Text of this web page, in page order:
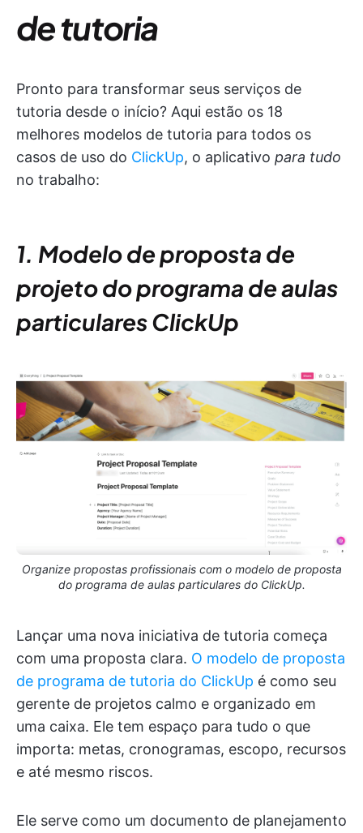
de tutoria
Pronto para transformar seus serviços de
tutoria desde o início? Aqui estão os 18
melhores modelos de tutoria para todos os
casos de uso do ClickUp, o aplicativo para tudo
no trabalho:
1. Modelo de proposta de
projeto do programa de aulas
particulares ClickUp
Organize propostas profissionais com o modelo de proposta
do programa de aulas particulares do ClickUp.
Lançar uma nova iniciativa de tutoria começa
com uma proposta clara. O modelo de proposta
de programa de tutoria do ClickUp é como seu
gerente de projetos calmo e organizado em
uma caixa. Ele tem espaço para tudo o que
importa: metas, cronogramas, escopo, recursos
e até mesmo riscos.
Ele serve como um documento de planejamento